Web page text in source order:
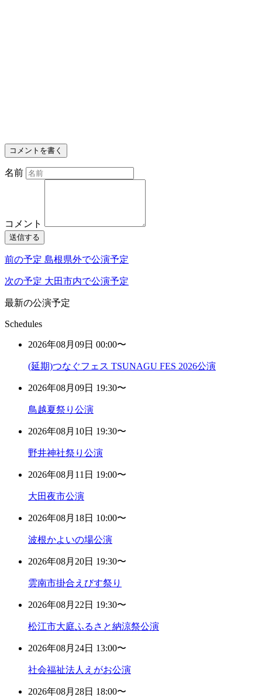
コメントを書く
名前
コメント
送信する
前の予定 島根県外で公演予定
次の予定 大田市内で公演予定
最新の公演予定
Schedules
2026年08月09日 00:00〜
(延期)つなぐフェス TSUNAGU FES 2026公演
2026年08月09日 19:30〜
鳥越夏祭り公演
2026年08月10日 19:30〜
野井神社祭り公演
2026年08月11日 19:00〜
大田夜市公演
2026年08月18日 10:00〜
波根かよいの場公演
2026年08月20日 19:30〜
雲南市掛合えびす祭り
2026年08月22日 19:30〜
松江市大庭ふるさと納涼祭公演
2026年08月24日 13:00〜
社会福祉法人えがお公演
2026年08月28日 18:00〜